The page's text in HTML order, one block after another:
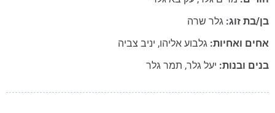
בת זוג:גלר שרה
ואחיות:גלבוע אליהו,יניב צביה
ובנות:יעל גלר ,תמר גלר